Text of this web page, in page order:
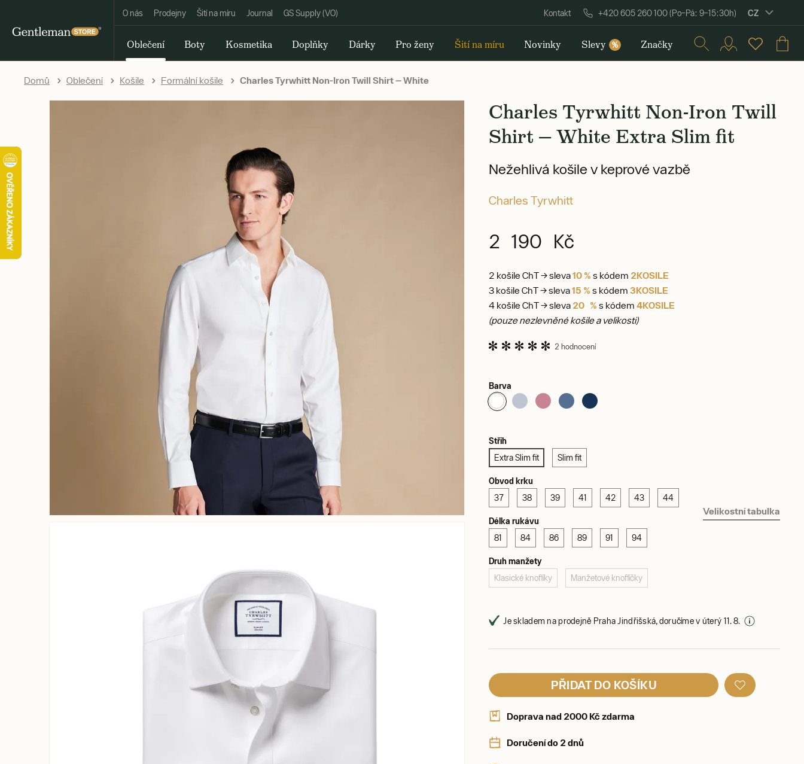
O nás Prodejny Šití na míru Journal GS Supply (VO) Kontakt +420 605 260 100 (Po–Pá: 9–15:30h) CZ
Oblečení Boty Kosmetika Doplňky Dárky Pro ženy Šití na míru Novinky Slevy % Značky
Domů Oblečení Košile Formální košile Charles Tyrwhitt Non-Iron Twill Shirt — White
Charles Tyrwhitt Non-Iron Twill
Shirt — White Extra Slim fit
Nežehlivá košile v keprové vazbě
Charles Tyrwhitt
2 190 Kč
2 košile ChT → sleva10 % s kódem 2KOSILE
3 košile ChT → sleva15 % s kódem3KOSILE
4 košile ChT → sleva 20 % s kódem4KOSILE
(pouze nezlevněné košile a velikosti)
2 hodnocení
Barva
Střih
Extra Slim fit Slim fit
Obvod krku
37 38 39 41 42 43 44
Délka rukávu
81 84 86 89 91 94
Druh manžety
Klasické knoflíky Manžetové knoflíčky
Velikostní tabulka
Je skladem na prodejně Praha Jindřišská, doručíme v úterý 11. 8.
PŘIDAT DO KOŠÍKU
Doprava nad 2000 Kč zdarma
Doručení do 2 dnů